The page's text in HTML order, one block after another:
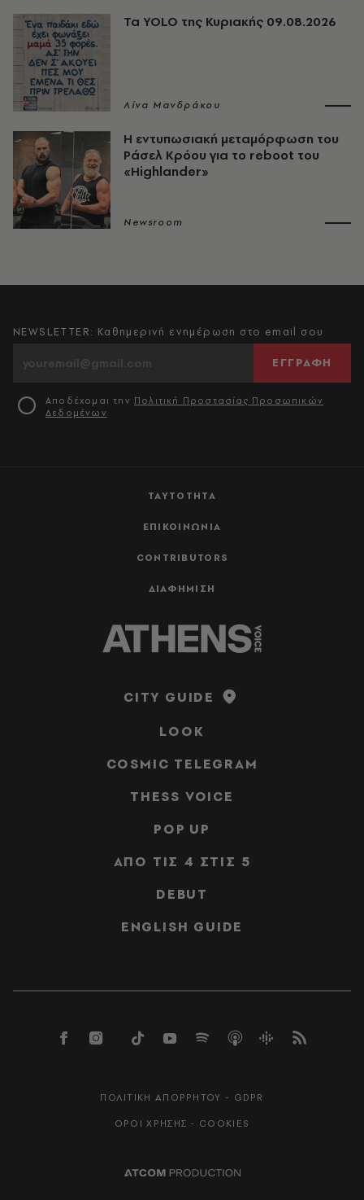
Τα YOLO της Κυριακής 09.08.2026
Λίνα Μανδράκου
Η εντυπωσιακή μεταμόρφωση του
Ράσελ Κρόου για το reboot του
«Highlander»
Newsroom
ΤΑΥΤΟΤΗΤΑ
ΕΠΙΚΟΙΝΩΝΙΑ
CONTRIBUTORS
ΔΙΑΦΗΜΙΣΗ
NEWSLETTER: Καθημερινή ενημέρωση στο email σου
ΕΓΓΡΑΦΗ
Αποδέχομαι την Πολιτική Προστασίας Προσωπικών
Δεδομένων
CITY GUIDE
LOOK
COSMIC TELEGRAM
THESS VOICE
POP UP
ΑΠΟ ΤΙΣ 4 ΣΤΙΣ 5
DEBUT
ENGLISH GUIDE
ΠΟΛΙΤΙΚΗ ΑΠΟΡΡΗΤΟΥ - GDPR
ΟΡΟΙ ΧΡΗΣΗΣ - COOKIES